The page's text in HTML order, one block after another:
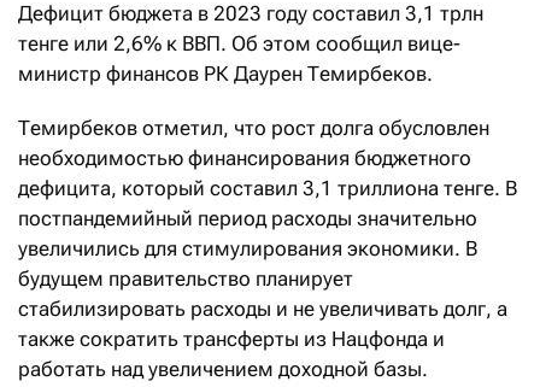
Дефицит бюджета в 2023 году составил 3,1 трлн
тенге или 2,6% к ВВП. Об этом сообщил вице-
министр финансов РК Даурен Темирбеков.
Темирбеков отметил, что рост долга обусловлен
необходимостью финансирования бюджетного
дефицита, который составил 3,1 триллиона тенге. В
постпандемийный период расходы значительно
увеличились для стимулирования экономики. В
будущем правительство планирует
стабилизировать расходы и не увеличивать долг, а
также сократить трансферты из Нацфонда и
работать над увеличением доходной базы.